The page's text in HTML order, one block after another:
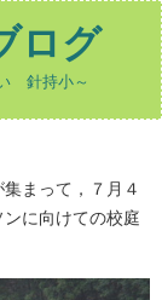
ログ
針持小～
まって，７月４
に向けての校庭